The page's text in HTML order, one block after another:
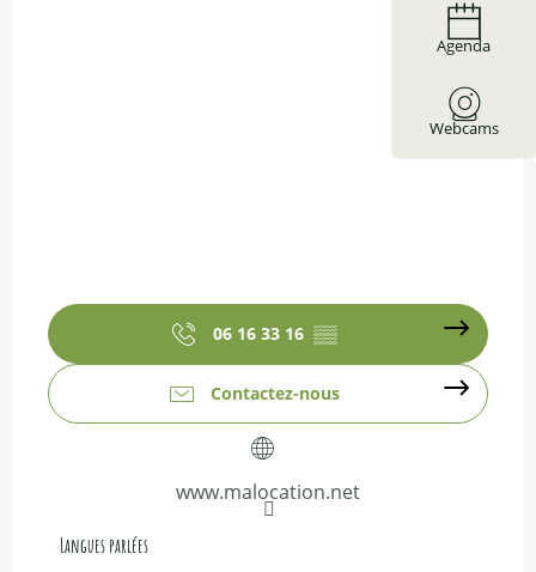
Agenda
Webcams
06 16 33 16 ▒▒
Contactez-nous
www.malocation.net
Langues parlées
Langues parlées